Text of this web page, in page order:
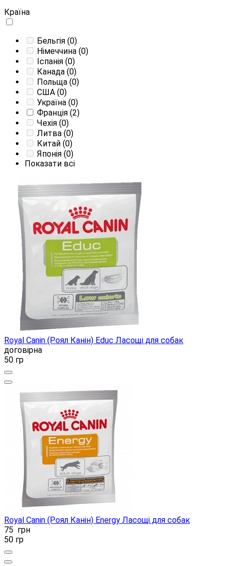
Країна
Бельгія (0)
Німеччина (0)
Іспанія (0)
Канада (0)
Польща (0)
США (0)
Україна (0)
Франція (2)
Чехія (0)
Литва (0)
Китай (0)
Японія (0)
Показати всі
Royal Canin (Роял Канін) Educ Ласощі для собак
договірна
50 гр
Royal Canin (Роял Канін) Energy Ласощі для собак
75 грн
50 гр